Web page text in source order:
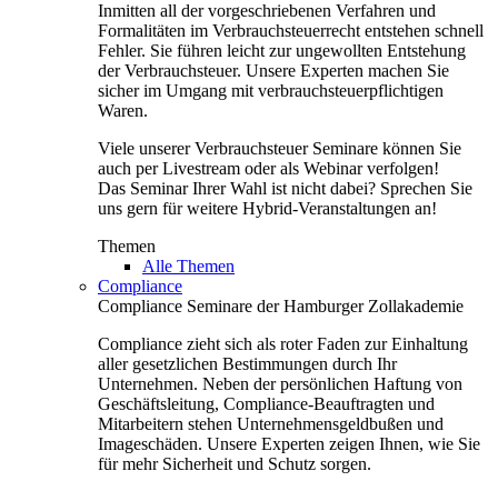
Inmitten all der vorgeschriebenen Verfahren und
Formalitäten im Verbrauchsteuerrecht entstehen schnell
Fehler. Sie führen leicht zur ungewollten Entstehung
der Verbrauchsteuer. Unsere Experten machen Sie
sicher im Umgang mit verbrauchsteuerpflichtigen
Waren.
Viele unserer Verbrauchsteuer Seminare können Sie
auch per Livestream oder als Webinar verfolgen!
Das Seminar Ihrer Wahl ist nicht dabei? Sprechen Sie
uns gern für weitere Hybrid-Veranstaltungen an!
Themen
Alle Themen
Compliance
Compliance Seminare der Hamburger Zollakademie
Compliance zieht sich als roter Faden zur Einhaltung
aller gesetzlichen Bestimmungen durch Ihr
Unternehmen. Neben der persönlichen Haftung von
Geschäftsleitung, Compliance-Beauftragten und
Mitarbeitern stehen Unternehmensgeldbußen und
Imageschäden. Unsere Experten zeigen Ihnen, wie Sie
für mehr Sicherheit und Schutz sorgen.